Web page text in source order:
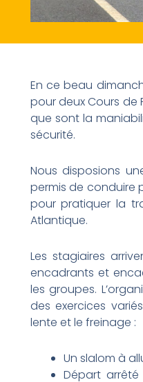
En ce beau
pour deux Cours de
que sont la
sécurité.
Nous disposions
permis de conduire
pour pratiquer la
Atlantique.
Les stagiaires
encadrants et
les groupes.
des exercices
lente et le freinage :
Un slalom à
Départ